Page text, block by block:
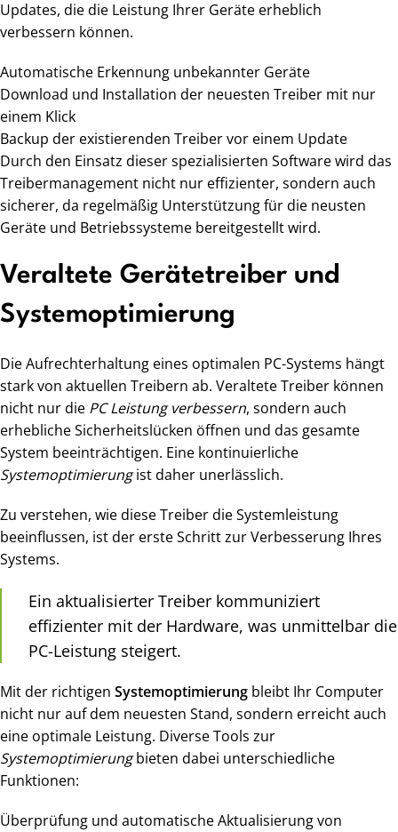
Updates, die die Leistung Ihrer Geräte erheblich
verbessern können.
Automatische Erkennung unbekannter Geräte
Download und Installation der neuesten Treiber mit nur
einem Klick
Backup der existierenden Treiber vor einem Update
Durch den Einsatz dieser spezialisierten Software wird das
Treibermanagement nicht nur effizienter, sondern auch
sicherer, da regelmäßig Unterstützung für die neusten
Geräte und Betriebssysteme bereitgestellt wird.
Veraltete Gerätetreiber und
Systemoptimierung
Die Aufrechterhaltung eines optimalen PC-Systems hängt
stark von aktuellen Treibern ab. Veraltete Treiber können
nicht nur die PC Leistung verbessern, sondern auch
erhebliche Sicherheitslücken öffnen und das gesamte
System beeinträchtigen. Eine kontinuierliche
Systemoptimierungist daher unerlässlich.
Zu verstehen, wie diese Treiber die Systemleistung
beeinflussen, ist der erste Schritt zur Verbesserung Ihres
Systems.
Ein aktualisierter Treiber kommuniziert
effizienter mit der Hardware, was unmittelbar die
PC-Leistung steigert.
Mit der richtigen Systemoptimierung bleibt Ihr Computer
nicht nur auf dem neuesten Stand, sondern erreicht auch
eine optimale Leistung. Diverse Tools zur
Systemoptimierungbieten dabei unterschiedliche
Funktionen:
Überprüfung und automatische Aktualisierung von